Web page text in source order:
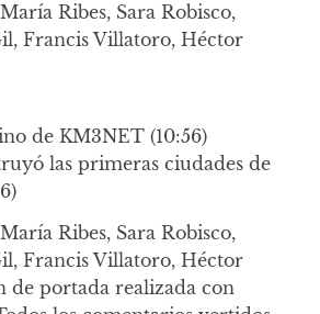
Ribes, Sara Robisco,
Francis Villatoro, Héctor
de KM3NET (10:56)
las primeras ciudades de
Ribes, Sara Robisco,
Francis Villatoro, Héctor
de portada realizada con